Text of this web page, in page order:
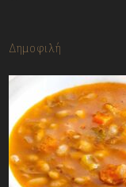
Δημοφιλή